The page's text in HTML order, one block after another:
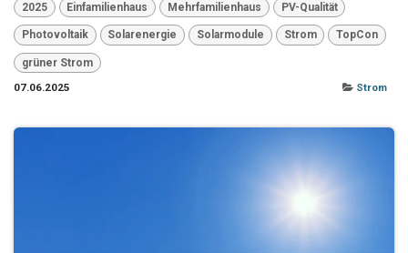
2025 Einfamilienhaus Mehrfamilienhaus PV-Qualität
Photovoltaik Solarenergie Solarmodule Strom TopCon
grüner Strom
07.06.2025
Strom